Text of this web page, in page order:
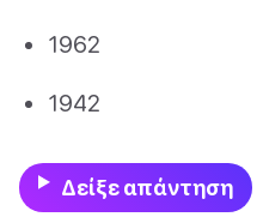
1962
1942
Δείξε απάντηση